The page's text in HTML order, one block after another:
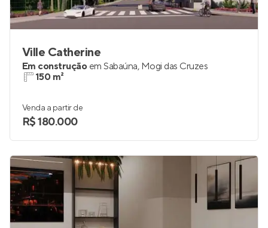
Ville Catherine
Em construção em Sabaúna, Mogi das Cruzes
150 m²
Venda a partir de
R$ 180.000